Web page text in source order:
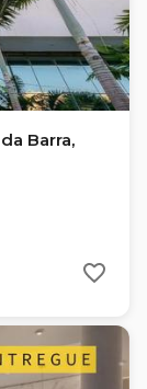
Barra,